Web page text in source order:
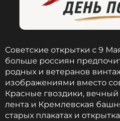
Советские открытки с 9
больше россиян
родных и ветеранов
изображениями вместо
Красные гвоздики, вечный
лента и Кремлевская
старых плакатах и